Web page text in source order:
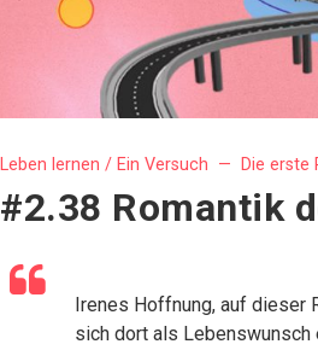
Leben lernen / Ein Versuch — Die erste
#2.38 Romantik
Irenes Hoffnung, auf dieser
sich dort als